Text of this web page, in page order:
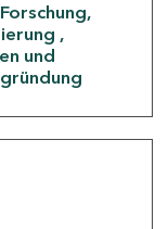
Forschung,
und